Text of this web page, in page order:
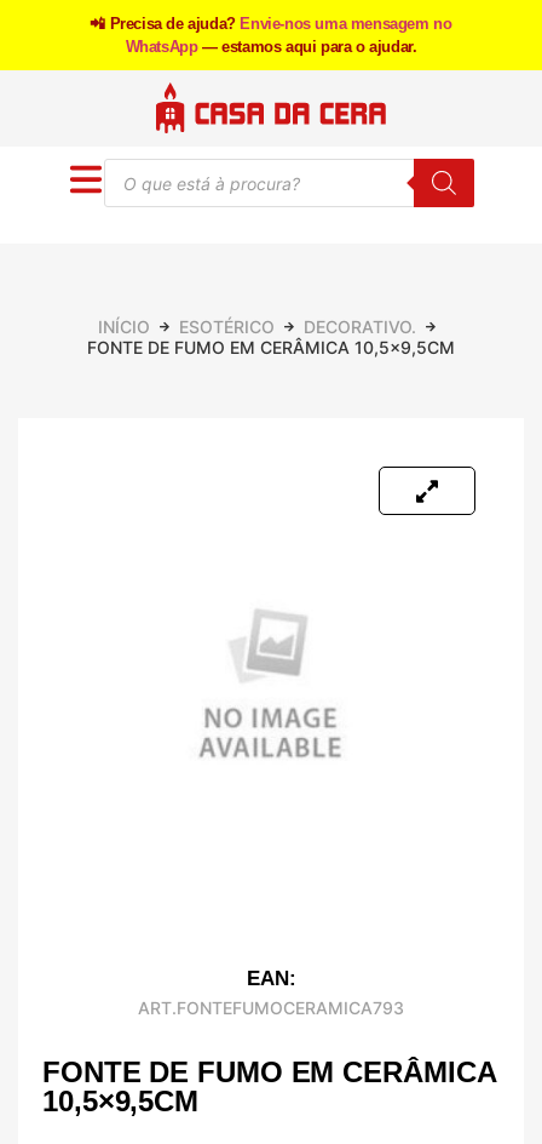
📲 Precisa de ajuda? Envie-nos uma mensagem no
WhatsApp — estamos aqui para o ajudar.
INÍCIO ESOTÉRICO
DECORATIVO.
FONTE DE FUMO EM CERÂMICA 10,5×9,5CM
EAN:
ART.FONTEFUMOCERAMICA793
FONTE DE FUMO EM CERÂMICA
10,5×9,5CM